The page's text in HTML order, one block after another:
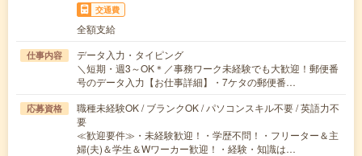
交通費
全額支給
仕事内容
データ入力・タイピング
＼短期・週3～OK＊／事務ワーク未経験でも大歓迎！郵便番
号のデータ入力【お仕事詳細】・7ケタの郵便番…
応募資格
職種未経験OK / ブランクOK / パソコンスキル不要 / 英語力不
要
≪歓迎要件≫・未経験歓迎！・学歴不問！・フリーター＆主
婦(夫)＆学生＆Wワーカー歓迎！・経験・知識は…